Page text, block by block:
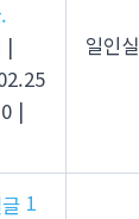
|
|
일인실
1